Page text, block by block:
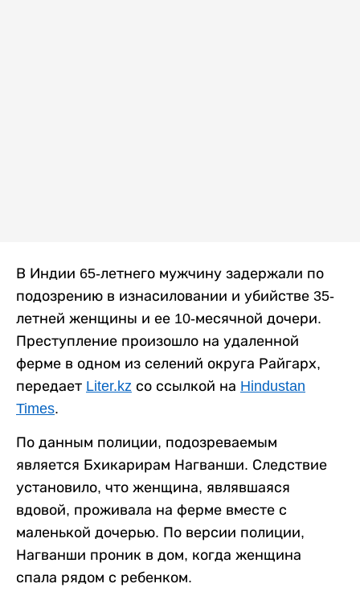
В Индии 65-летнего мужчину задержали по
подозрению в изнасиловании и убийстве 35-
летней женщины и ее 10-месячной дочери.
Преступление произошло на удаленной
ферме в одном из селений округа Райгарх,
передает Liter.kz со ссылкой на Hindustan
Times.
По данным полиции, подозреваемым
является Бхикарирам Нагванши. Следствие
установило, что женщина, являвшаяся
вдовой, проживала на ферме вместе с
маленькой дочерью. По версии полиции,
Нагванши проник в дом, когда женщина
спала рядом с ребенком.